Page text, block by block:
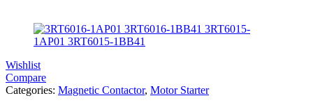
Wishlist
Compare
Categories: Magnetic Contactor, Motor Starter